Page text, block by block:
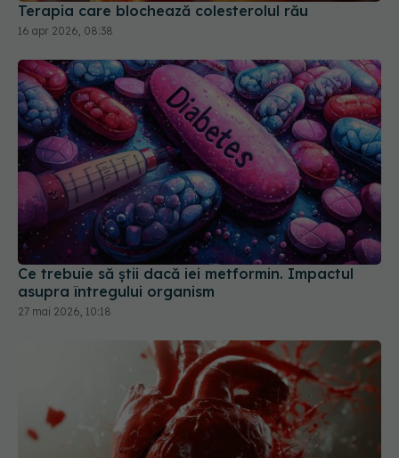
Terapia care blochează colesterolul rău
16 apr 2026, 08:38
Ce trebuie să știi dacă iei metformin. Impactul
asupra întregului organism
27 mai 2026, 10:18